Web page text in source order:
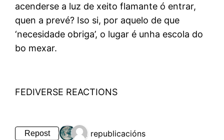
acenderse a luz de xeito flamante ó entrar,
quen a prevé? Iso si, por aquelo de que
‘necesidade obriga’, o lugar é unha escola do
bo mexar.
FEDIVERSE REACTIONS
Repost 2 republicacións